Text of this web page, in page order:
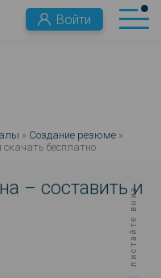
Войти
» Создание резюме »
бесплатно
– составить и
листайте вниз